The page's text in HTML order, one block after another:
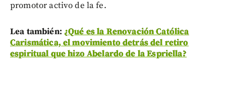
promotor activo de la fe.
Lea también: ¿Qué es la Renovación Católica
Carismática, el movimiento detrás del retiro
espiritual que hizo Abelardo de la Espriella?